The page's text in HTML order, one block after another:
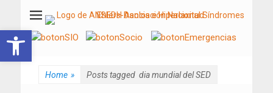
ANSEDH
Asociación Nacional del Síndrome de Ehlers-Danlos e Hiperlaxitud
Home » Posts tagged dia mundial del SED
Abrir barra de herramientas